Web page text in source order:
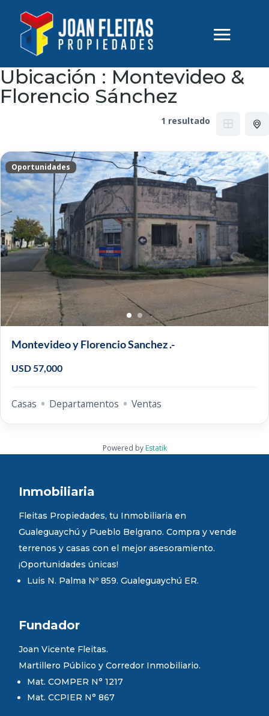
Ubicación : Montevideo &
Florencio Sánchez
1 resultado
Oportunidades
Montevideo y Florencio Sanchez .-
USD 57,000
Casas Departamentos Ventas
Powered by Estatik
Inmobiliaria
Fleitas Propiedades, tu Inmobiliaria en
Gualeguaychú y Pueblo Belgrano. Compra y vende
terrenos y casas con el mejor asesoramiento.
¡Oportunidades únicas!
Luis N. Palma Nº 859. Gualeguaychú ER.
Fundador
Joan Vicente Fleitas.
Martillero Público y Corredor Inmobiliario.
Mat. COMPER N° 1217
Mat. CCPIER N° 867